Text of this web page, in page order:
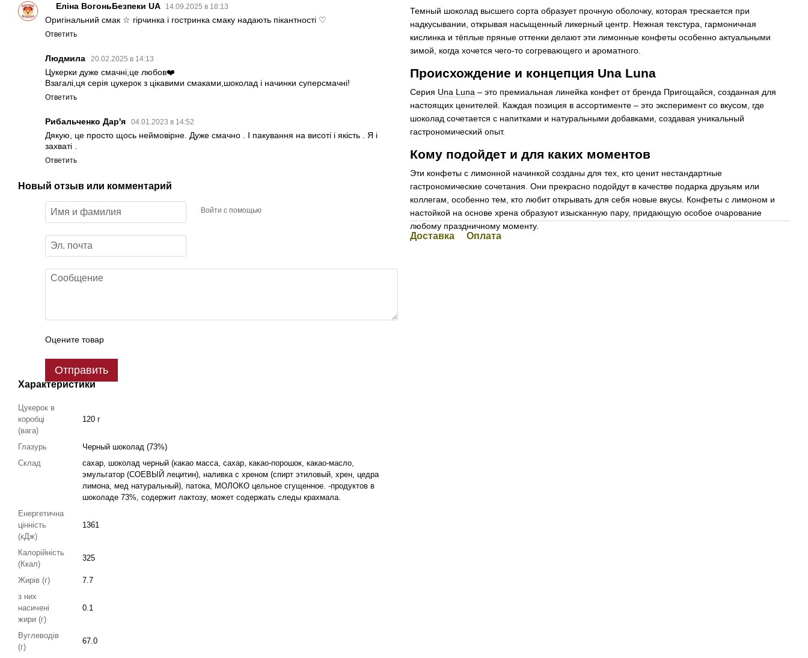
Еліна ВогоньБезпеки UA 14.09.2025 в 18:13
Оригінальний смак ☆ гірчинка і гостринка смаку надають пікантності ♡
Ответить
Людмила 20.02.2025 в 14:13
Цукерки дуже смачні,це любов❤️
Взагалі,ця серія цукерок з цікавими смаками,шоколад і начинки суперсмачні!
Ответить
Рибальченко Дар'я 04.01.2023 в 14:52
Дякую, це просто щось неймовірне. Дуже смачно . І пакування на висоті і якість . Я і
захваті .
Ответить
Новый отзыв или комментарий
Войти с помощью
Оцените товар
Отправить
Характеристики
Цукерок в
коробці
(вага)
120 г
Глазурь
Черный шоколад (73%)
Склад
сахар, шоколад черный (какао масса, сахар, какао-порошок, какао-масло,
эмульгатор (СОЕВЫЙ лецитин), наливка с хреном (спирт этиловый, хрен, цедра
лимона, мед натуральный), патока, МОЛОКО цельное сгущенное. -продуктов в
шоколаде 73%, содержит лактозу, может содержать следы крахмала.
Енергетична
цінність
(кДж)
1361
Калорійність
(Ккал)
325
Жирів (г)
7.7
з них
насичені
жири (г)
0.1
Вуглеводів
(г)
67.0
Темный шоколад высшего сорта образует прочную оболочку, которая трескается при
надкусывании, открывая насыщенный ликерный центр. Нежная текстура, гармоничная
кислинка и тёплые пряные оттенки делают эти лимонные конфеты особенно актуальными
зимой, когда хочется чего-то согревающего и ароматного.
Происхождение и концепция Una Luna
Серия Una Luna – это премиальная линейка конфет от бренда Пригощайся, созданная для
настоящих ценителей. Каждая позиция в ассортименте – это эксперимент со вкусом, где
шоколад сочетается с напитками и натуральными добавками, создавая уникальный
гастрономический опыт.
Кому подойдет и для каких моментов
Эти конфеты с лимонной начинкой созданы для тех, кто ценит нестандартные
гастрономические сочетания. Они прекрасно подойдут в качестве подарка друзьям или
коллегам, особенно тем, кто любит открывать для себя новые вкусы. Конфеты с лимоном и
настойкой на основе хрена образуют изысканную пару, придающую особое очарование
любому праздничному моменту.
Доставка Оплата